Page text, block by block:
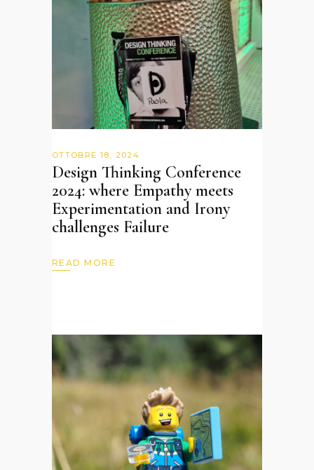
OTTOBRE 18, 2024
Design Thinking Conference
2024: where Empathy meets
Experimentation and Irony
challenges Failure
READ MORE